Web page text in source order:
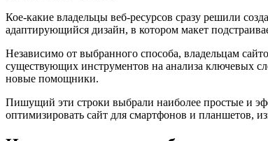
Кое-какие владельцы веб-ресурсов сразу решили
адаптирующийся дизайн, в котором макет
Независимо от выбранного способа, владельцам
существующих инструментов на анализа ключевых
новые помощники.
Пишущий эти строки выбрали наиболее простые и
оптимизировать сайт для смартфонов и планшетов,